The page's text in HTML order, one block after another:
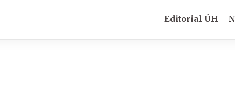
Editorial ÚH